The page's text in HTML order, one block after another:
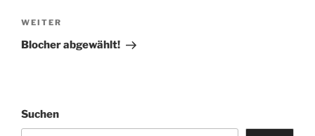
Nächster
Beitrag
WEITER
Blocher abgewählt!
Suchen